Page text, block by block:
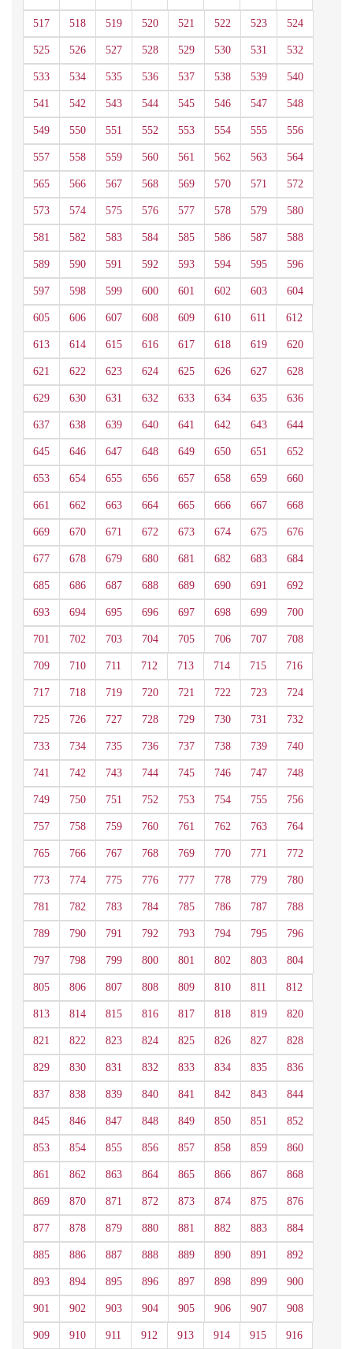
517 518 519 520 521 522 523 524
525 526 527 528 529 530 531 532
533 534 535 536 537 538 539 540
541 542 543 544 545 546 547 548
549 550 551 552 553 554 555 556
557 558 559 560 561 562 563 564
565 566 567 568 569 570 571 572
573 574 575 576 577 578 579 580
581 582 583 584 585 586 587 588
589 590 591 592 593 594 595 596
597 598 599 600 601 602 603 604
605 606 607 608 609 610 611 612
613 614 615 616 617 618 619 620
621 622 623 624 625 626 627 628
629 630 631 632 633 634 635 636
637 638 639 640 641 642 643 644
645 646 647 648 649 650 651 652
653 654 655 656 657 658 659 660
661 662 663 664 665 666 667 668
669 670 671 672 673 674 675 676
677 678 679 680 681 682 683 684
685 686 687 688 689 690 691 692
693 694 695 696 697 698 699 700
701 702 703 704 705 706 707 708
709 710 711 712 713 714 715 716
717 718 719 720 721 722 723 724
725 726 727 728 729 730 731 732
733 734 735 736 737 738 739 740
741 742 743 744 745 746 747 748
749 750 751 752 753 754 755 756
757 758 759 760 761 762 763 764
765 766 767 768 769 770 771 772
773 774 775 776 777 778 779 780
781 782 783 784 785 786 787 788
789 790 791 792 793 794 795 796
797 798 799 800 801 802 803 804
805 806 807 808 809 810 811 812
813 814 815 816 817 818 819 820
821 822 823 824 825 826 827 828
829 830 831 832 833 834 835 836
837 838 839 840 841 842 843 844
845 846 847 848 849 850 851 852
853 854 855 856 857 858 859 860
861 862 863 864 865 866 867 868
869 870 871 872 873 874 875 876
877 878 879 880 881 882 883 884
885 886 887 888 889 890 891 892
893 894 895 896 897 898 899 900
901 902 903 904 905 906 907 908
909 910 911 912 913 914 915 916